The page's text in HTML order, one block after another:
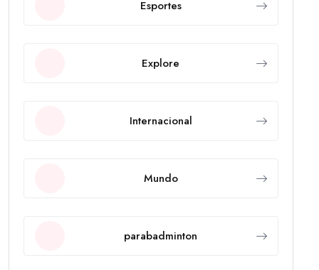
Esportes
Explore
Internacional
Mundo
parabadminton